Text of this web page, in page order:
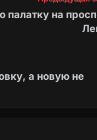
на
а новую не